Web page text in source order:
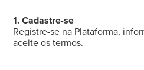
1. Cadastre-se
Registre-se na Plataforma,
aceite os termos.